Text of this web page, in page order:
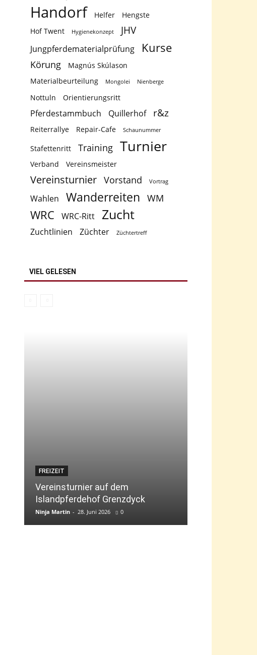
Handorf Helfer
Hengste
Hof Twent
Hygienekonzept JHV
Jungpferdematerialprüfung Kurse
Körung
Magnús Skúlason
Materialbeurteilung
Mongolei Nienberge
Nottuln Orientierungsritt
Pferdestammbuch Quillerhof r&z
Reiterrallye Repair-Cafe Schaunummer
Stafettenritt Training Turnier
Verband Vereinsmeister
Vereinsturnier Vorstand Vortrag
Wahlen Wanderreiten WM
WRC WRC-Ritt Zucht
Zuchtlinien Züchter Züchtertreff
VIEL GELESEN
FREIZEIT
Vereinsturnier auf dem
Islandpferdehof Grenzdyck
Ninja Martin - 28. Juni 2026 0